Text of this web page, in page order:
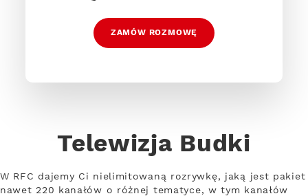
ZAMÓW ROZMOWĘ
Telewizja Budki
W RFC dajemy Ci nielimitowaną rozrywkę, jaką jest pakiet
nawet 220 kanałów o różnej tematyce, w tym kanałów